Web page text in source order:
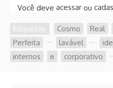
Você deve acessar ou
Etiquetas: Cosmo Real
Perfeita
lavável
internos
e corporativo